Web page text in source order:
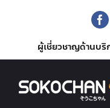
ผู้เชี่ยวชาญด้านบ